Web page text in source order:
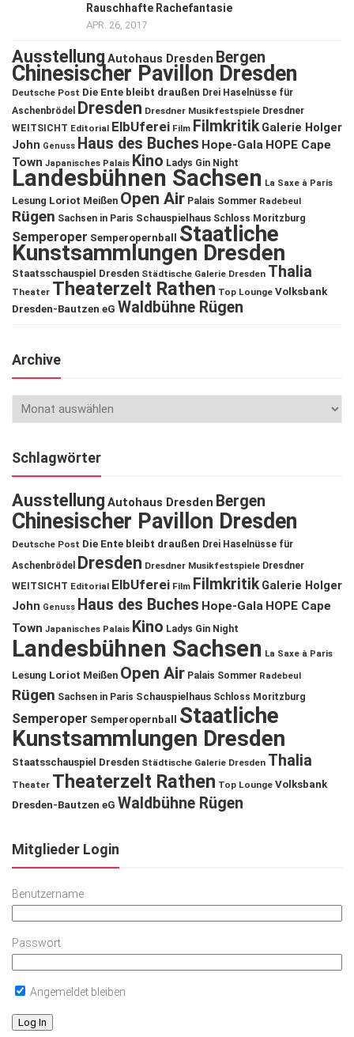
Rauschhafte Rachefantasie
APR. 26, 2017
Ausstellung Autohaus Dresden Bergen
Chinesischer Pavillon Dresden
Deutsche Post Die Ente bleibt draußen Drei Haselnüsse für
Aschenbrödel
Dresden Dresdner Musikfestspiele Dresdner
WEITSICHT Editorial ElbUferei Film Filmkritik Galerie Holger
John Genuss Haus des Buches Hope-Gala HOPE Cape
Town Japanisches Palais Kino Ladys Gin Night
Landesbühnen Sachsen La Saxe à Paris
Lesung Loriot Meißen Open Air Palais Sommer Radebeul
Rügen Sachsen in Paris Schauspielhaus Schloss Moritzburg
Semperoper Semperopernball Staatliche
Kunstsammlungen Dresden
Staatsschauspiel Dresden Städtische Galerie Dresden Thalia
Theater Theaterzelt Rathen Top Lounge Volksbank
Dresden-Bautzen eG Waldbühne Rügen
Archive
Schlagwörter
Ausstellung Autohaus Dresden Bergen
Chinesischer Pavillon Dresden
Deutsche Post Die Ente bleibt draußen Drei Haselnüsse für
Aschenbrödel
Dresden Dresdner Musikfestspiele Dresdner
WEITSICHT Editorial ElbUferei Film Filmkritik Galerie Holger
John Genuss Haus des Buches Hope-Gala HOPE Cape
Town Japanisches Palais Kino Ladys Gin Night
Landesbühnen Sachsen La Saxe à Paris
Lesung Loriot Meißen Open Air Palais Sommer Radebeul
Rügen Sachsen in Paris Schauspielhaus Schloss Moritzburg
Semperoper Semperopernball
Staatliche
Kunstsammlungen Dresden
Staatsschauspiel Dresden Städtische Galerie Dresden Thalia
Theater Theaterzelt Rathen Top Lounge Volksbank
Dresden-Bautzen eG Waldbühne Rügen
Mitglieder Login
Benutzername
Passwort
Angemeldet bleiben